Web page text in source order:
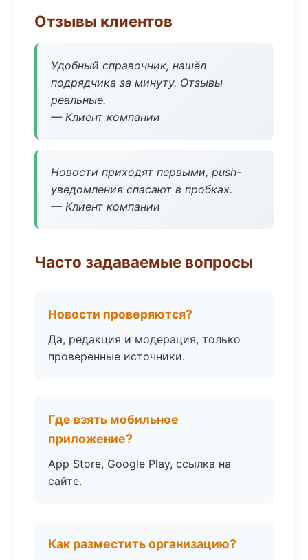
Отзывы клиентов
Удобный справочник, нашёл
подрядчика за минуту. Отзывы
реальные.
— Клиент компании
Новости приходят первыми, push-
уведомления спасают в пробках.
— Клиент компании
Часто задаваемые вопросы
Новости проверяются?
Да, редакция и модерация, только
проверенные источники.
Где взять мобильное
приложение?
App Store, Google Play, ссылка на
сайте.
Как разместить организацию?